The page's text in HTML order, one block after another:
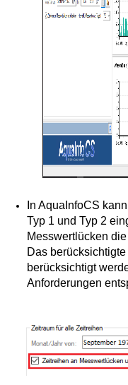
In AquaInfoCS
Typ 1 und Typ 2
Messwertlücken
Das
berücksichtigt
Anforderungen